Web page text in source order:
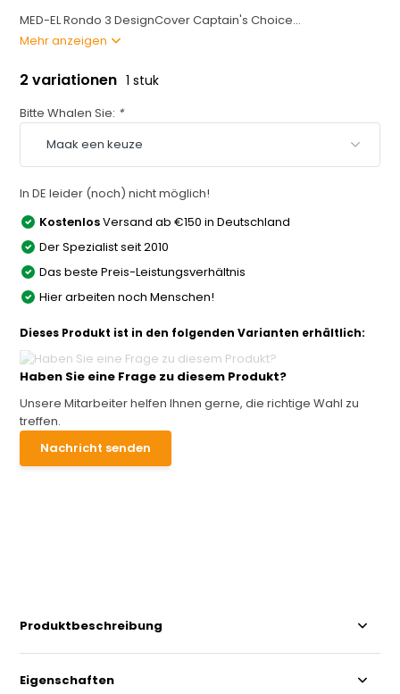
MED-EL Rondo 3 DesignCover Captain's Choice...
Mehr anzeigen
2 variationen 1 stuk
Bitte Whalen Sie: *
In DE leider (noch) nicht möglich!
KostenlosVersand ab €150 in Deutschland
Der Spezialist seit 2010
Das beste Preis-Leistungsverhältnis
Hier arbeiten noch Menschen!
Dieses Produkt ist in den folgenden Varianten erhältlich:
Haben Sie eine Frage zu diesem Produkt?
Unsere Mitarbeiter helfen Ihnen gerne, die richtige Wahl zu
treffen.
Nachricht senden
Produktbeschreibung
Eigenschaften